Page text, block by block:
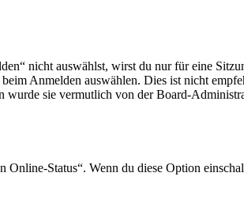
nicht auswählst, wirst du nur für eine
Anmelden auswählen. Dies ist nicht
sie vermutlich von der Board-
Status“. Wenn du diese Option